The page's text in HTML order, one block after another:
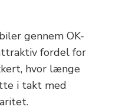
gennem OK-
fordel for
hvor længe
i takt med